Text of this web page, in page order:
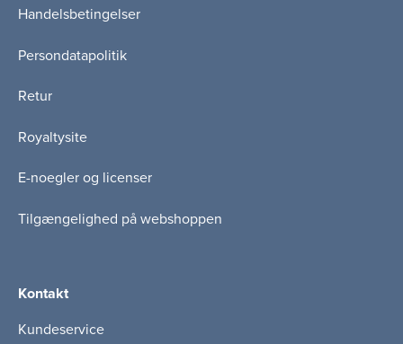
Handelsbetingelser
Persondatapolitik
Retur
Royaltysite
E-noegler og licenser
Tilgængelighed på webshoppen
Kontakt
Kundeservice